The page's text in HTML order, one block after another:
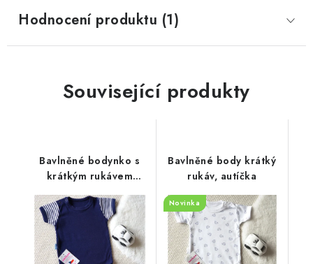
Hodnocení produktu (1)
Související produkty
Bavlněné bodynko s
krátkým rukávem
pruhy, tmavě modré
Bavlněné body krátký
rukáv, autíčka
Novinka